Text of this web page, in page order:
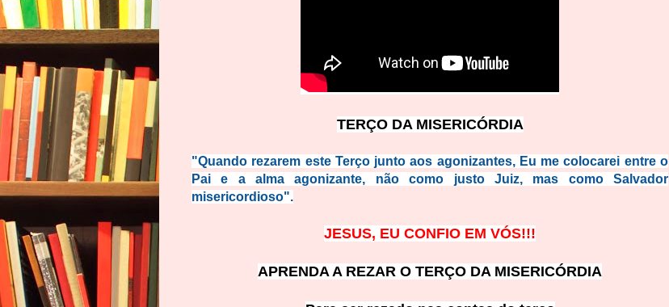
TERÇO DA MISERICÓRDIA
"Quando rezarem este Terço junto aos agonizantes, Eu me colocarei entre o
Pai e a alma agonizante, não como justo Juiz, mas como Salvador
misericordioso".
JESUS, EU CONFIO EM VÓS!!!
APRENDA A REZAR O TERÇO DA MISERICÓRDIA